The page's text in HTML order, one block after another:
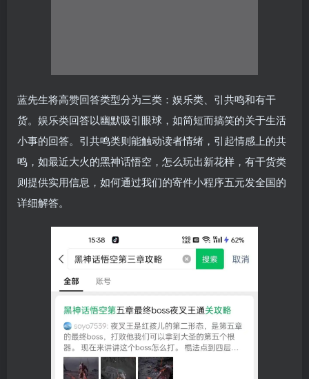
蓝先生将高赞回答类型分为三类：娱乐类、引共鸣和有干
货。娱乐类回答以幽默吸引眼球，如简短而搞笑的关于生活
小事的回答。引共鸣类则能触动读者情绪，引起情感上的共
鸣，如最近大火的黑神话悟空，怎么玩出新花样，有干货类
则提供实用信息，如何通过我们的寄件小程序五元发全国的
详细解答。